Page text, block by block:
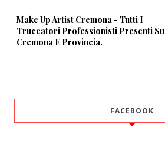
Make Up Artist Cremona - Tutti I
Truccatori Professionisti Presenti Su
Cremona E Provincia.
FACEBOOK